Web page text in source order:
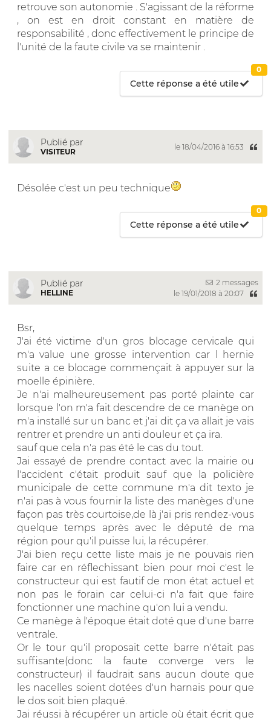
retrouve son autonomie . S'agissant de la réforme
, on est en droit constant en matière de
responsabilité , donc effectivement le principe de
l'unité de la faute civile va se maintenir .
Cette réponse a été utile
0
Publié par
VISITEUR
le 18/04/2016 à 16:53
Désolée c'est un peu technique
Cette réponse a été utile
0
Publié par
HELLINE
2 messages
le 19/01/2018 à 20:07
Bsr,
J'ai été victime d'un gros blocage cervicale qui
m'a value une grosse intervention car l hernie
suite a ce blocage commençait à appuyer sur la
moelle épinière.
Je n'ai malheureusement pas porté plainte car
lorsque l'on m'a fait descendre de ce manège on
m'a installé sur un banc et j'ai dit ça va allait je vais
rentrer et prendre un anti douleur et ça ira.
sauf que cela n'a pas été le cas du tout.
Jai essayé de prendre contact avec la mairie ou
l'accident c'était produit sauf que la policière
municipale de cette commune m'a dit texto je
n'ai pas à vous fournir la liste des manèges d'une
façon pas très courtoise,de là j'ai pris rendez-vous
quelque temps après avec le député de ma
région pour qu'il puisse lui, la récupérer.
J'ai bien reçu cette liste mais je ne pouvais rien
faire car en réflechissant bien pour moi c'est le
constructeur qui est fautif de mon état actuel et
non pas le forain car celui-ci n'a fait que faire
fonctionner une machine qu'on lui a vendu.
Ce manège à l'époque était doté que d'une barre
ventrale.
Or le tour qu'il proposait cette barre n'était pas
suffisante(donc la faute converge vers le
constructeur) il faudrait sans aucun doute que
les nacelles soient dotées d'un harnais pour que
le dos soit bien plaqué.
Jai réussi à récupérer un article où était écrit que